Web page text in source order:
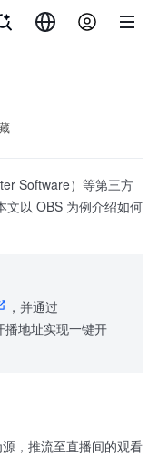
Software）等第三方
文以 OBS 为例介绍如何
，并通过
播地址实现一键开
，推流至直播间的观看